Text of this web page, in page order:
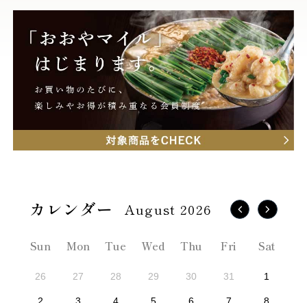
August 2026
Sun Mon Tue Wed Thu Fri Sat
26 27 28 29 30 31 1